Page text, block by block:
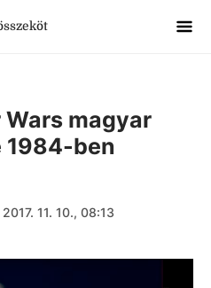
magyar
1984-ben
2017. 11. 10., 08:13